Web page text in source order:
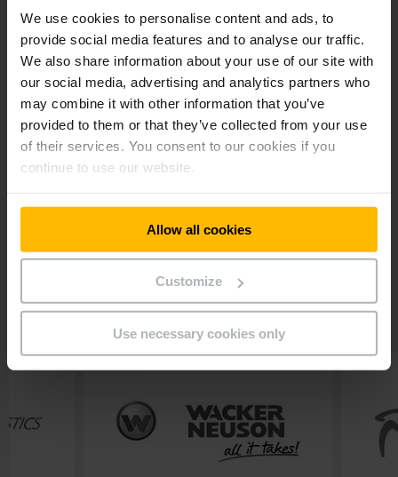
We use cookies to personalise content and ads, to
provide social media features and to analyse our traffic.
We also share information about your use of our site with
our social media, advertising and analytics partners who
may combine it with other information that you’ve
provided to them or that they’ve collected from your use
of their services. You consent to our cookies if you
continue to use our website.
Allow all cookies
Customize
Use necessary cookies only
Une approche globale et performante
Grâce à une offre complète incluant équipements et
services d’accompagnement, Jungheinrich vous aide à
structurer vos flux, réduire vos coûts et gagner en efficacité
au quotidien.
DÉCOUVREZ TOUS NOS SERVICES
Ils nous ont fait confiance